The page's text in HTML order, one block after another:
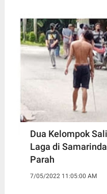
Dua Kelompok
Laga di
Parah
7/05/2022 11:05:00 AM